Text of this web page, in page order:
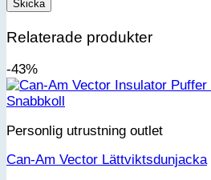
Relaterade produkter
-43%
Snabbkoll
Personlig utrustning outlet
Can-Am Vector Lättviktsdunjacka